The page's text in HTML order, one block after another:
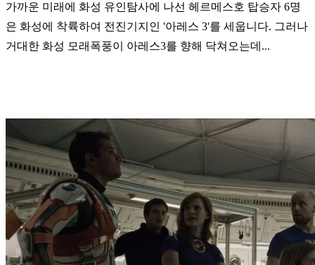
가까운 미래에 화성 유인탐사에 나선 헤르메스호 탑승자 6명
은 화성에 착륙하여 전진기지인 '아레스 3'를 세웁니다. 그러나
거대한 화성 모래폭풍이 아레스3를 향해 닥쳐오는데...